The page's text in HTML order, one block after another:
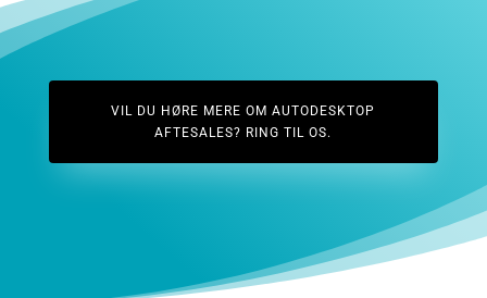
VIL DU HØRE MERE OM AUTODESKTOP
AFTESALES? RING TIL OS.